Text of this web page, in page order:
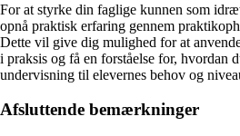
For at styrke din faglige kunnen som
opnå praktisk erfaring gennem
Dette vil give dig mulighed for at
i praksis og få en forståelse for, hvordan
undervisning til elevernes behov og
Afsluttende bemærkninger